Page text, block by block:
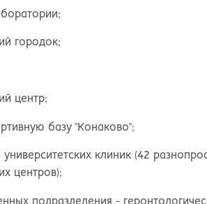
Воронеж
Екатеринбург
Иркутск
Казань
Калининград
Калуга
городок;
центр;
базу "Конаково";
университетских клиник (42
центров);
подразделения -